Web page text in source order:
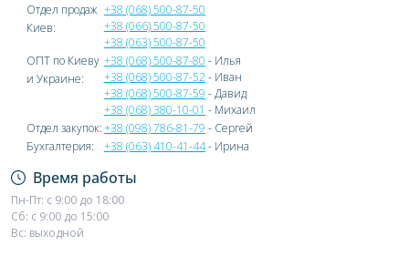
Отдел продаж
Киев:
+38 (068) 500-87-50
+38 (066) 500-87-50
+38 (063) 500-87-50
ОПТ по Киеву
и Украине:
+38 (068) 500-87-80 - Илья
+38 (068) 500-87-52- Иван
+38 (068) 500-87-59 - Давид
+38 (068) 380-10-01 - Михаил
Отдел закупок:+38 (098) 786-81-79 - Сергей
Бухгалтерия:
+38 (063) 410-41-44- Ирина
Время работы
Пн-Пт: с 9:00 до 18:00
Сб: с 9:00 до 15:00
Вс: выходной